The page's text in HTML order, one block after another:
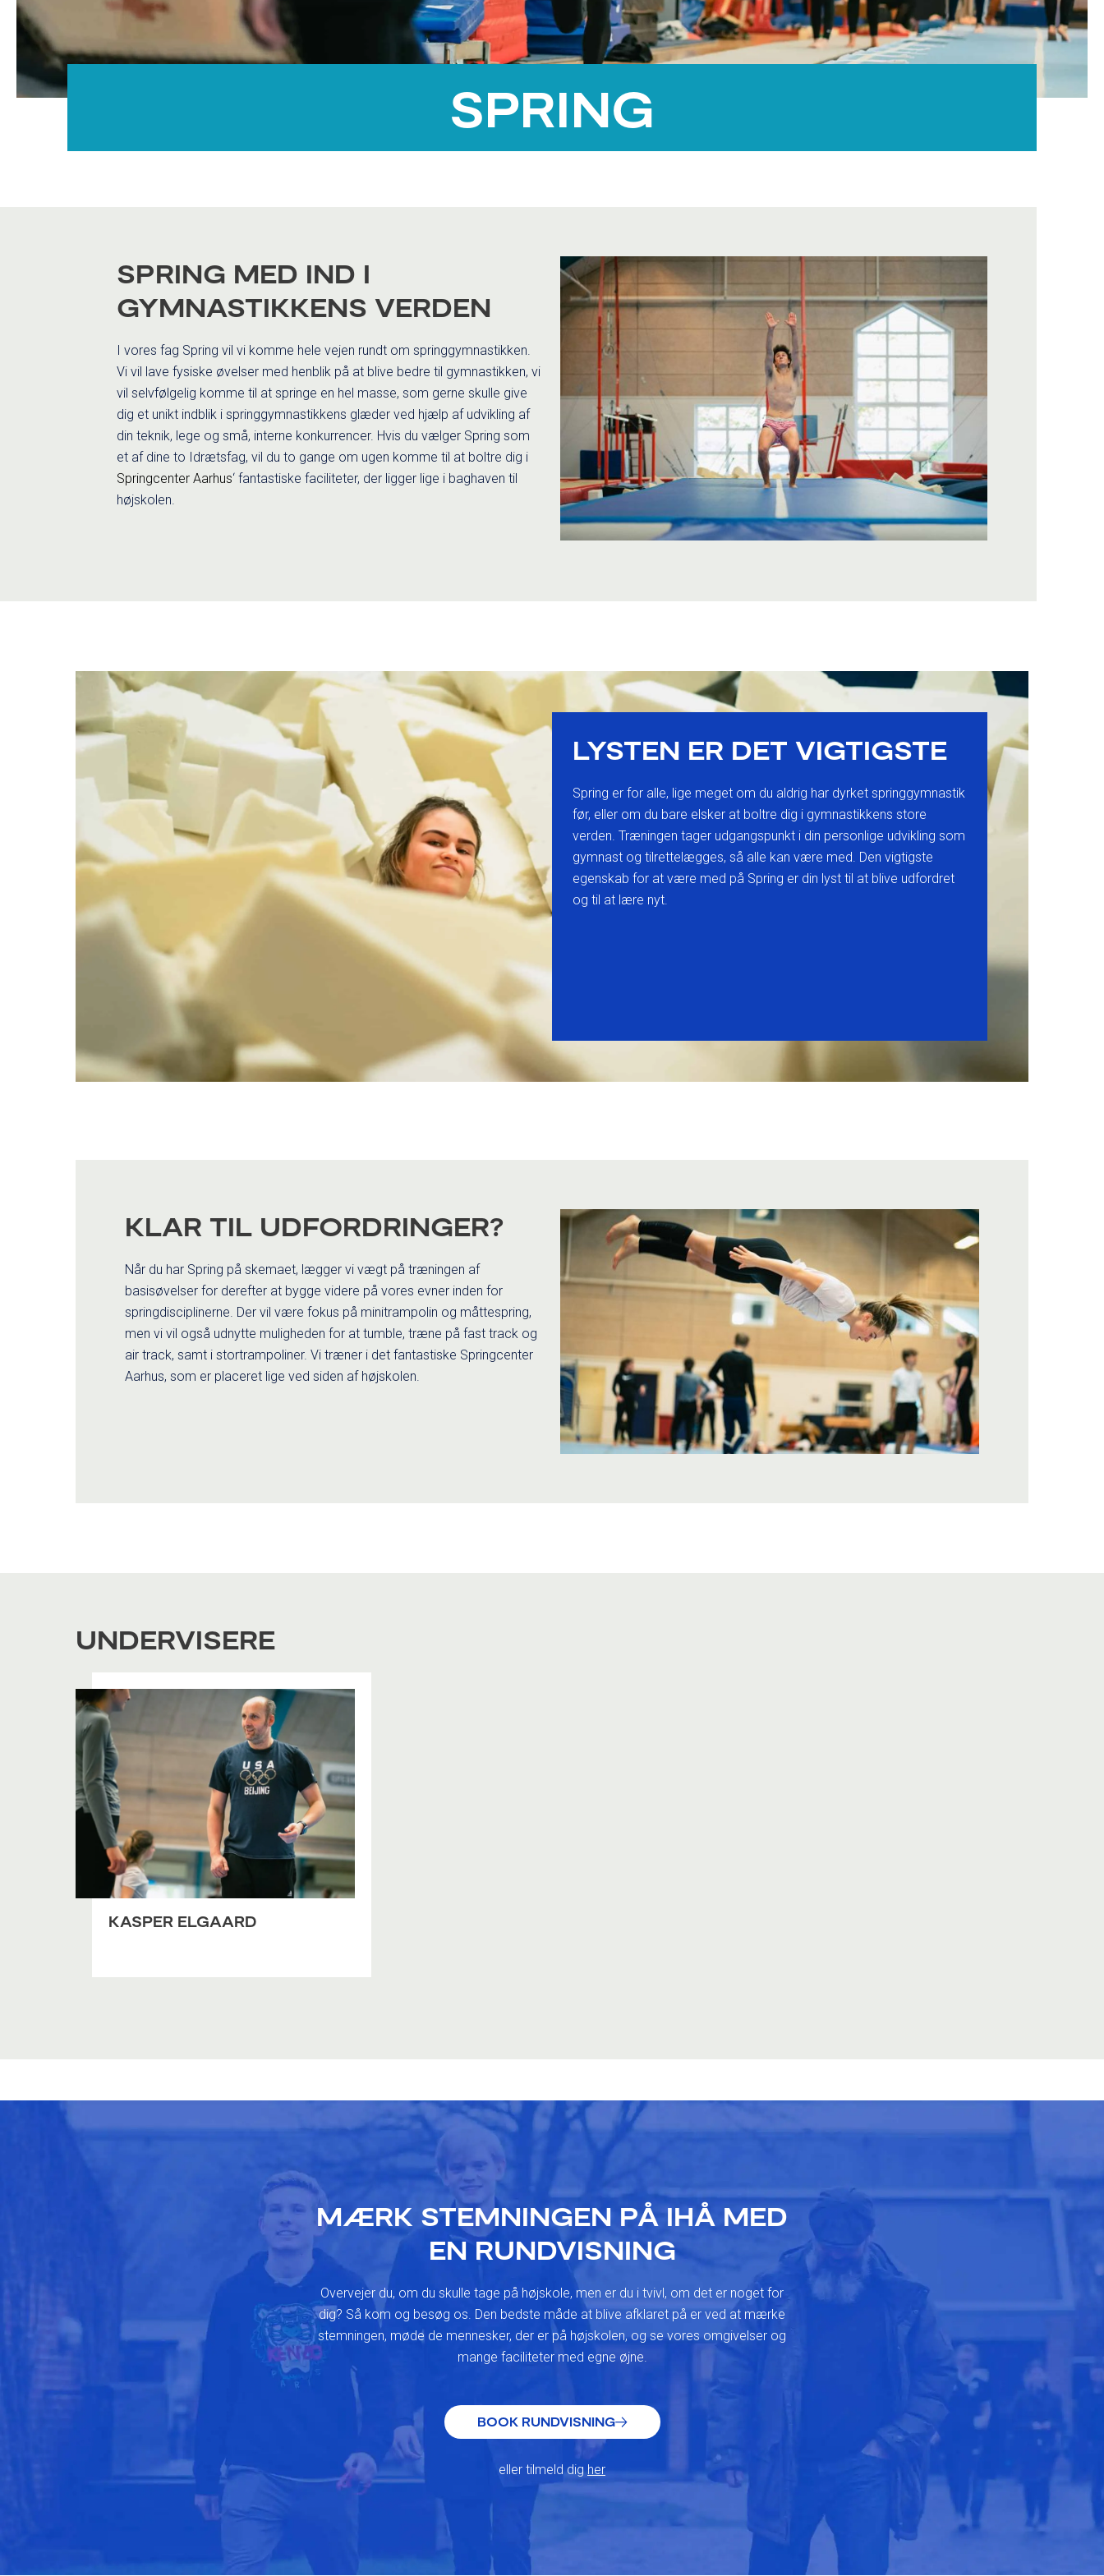
SPRING
SPRING MED IND I
GYMNASTIKKENS VERDEN
I vores fag Spring vil vi komme hele vejen rundt om springgymnastikken.
Vi vil lave fysiske øvelser med henblik på at blive bedre til gymnastikken, vi
vil selvfølgelig komme til at springe en hel masse, som gerne skulle give
dig et unikt indblik i springgymnastikkens glæder ved hjælp af udvikling af
din teknik, lege og små, interne konkurrencer. Hvis du vælger Spring som
et af dine to Idrætsfag, vil du to gange om ugen komme til at boltre dig i
Springcenter Aarhus‘ fantastiske faciliteter, der ligger lige i baghaven til
højskolen.
LYSTEN ER DET VIGTIGSTE
Spring er for alle, lige meget om du aldrig har dyrket springgymnastik
før, eller om du bare elsker at boltre dig i gymnastikkens store
verden. Træningen tager udgangspunkt i din personlige udvikling som
gymnast og tilrettelægges, så alle kan være med. Den vigtigste
egenskab for at være med på Spring er din lyst til at blive udfordret
og til at lære nyt.
KLAR TIL UDFORDRINGER?
Når du har Spring på skemaet, lægger vi vægt på træningen af
basisøvelser for derefter at bygge videre på vores evner inden for
springdisciplinerne. Der vil være fokus på minitrampolin og måttespring,
men vi vil også udnytte muligheden for at tumble, træne på fast track og
air track, samt i stortrampoliner. Vi træner i det fantastiske Springcenter
Aarhus, som er placeret lige ved siden af højskolen.
UNDERVISERE
KASPER ELGAARD
MÆRK STEMNINGEN PÅ IHÅ MED
EN RUNDVISNING
Overvejer du, om du skulle tage på højskole, men er du i tvivl, om det er noget for
dig? Så kom og besøg os. Den bedste måde at blive afklaret på er ved at mærke
stemningen, møde de mennesker, der er på højskolen, og se vores omgivelser og
mange faciliteter med egne øjne.
BOOK RUNDVISNING
eller tilmeld digher